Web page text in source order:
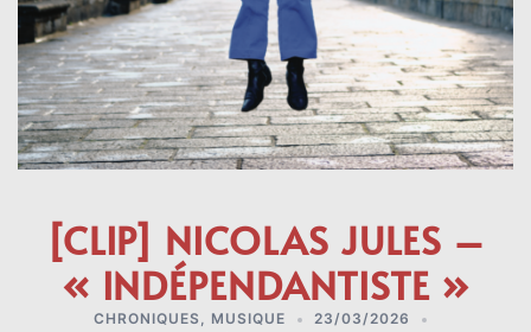
[CLIP] NICOLAS JULES –
« INDÉPENDANTISTE »
CHRONIQUES , MUSIQUE
23/03/2026